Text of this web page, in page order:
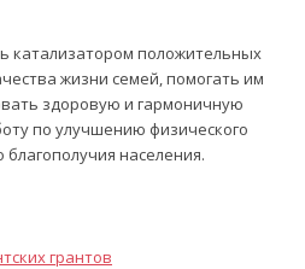
катализатором положительных
жизни семей, помогать им
здоровую и гармоничную
по улучшению физического
благополучия населения.
грантов